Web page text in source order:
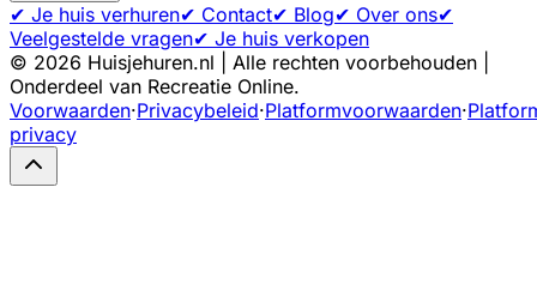
✔ Je huis verhuren✔ Contact✔ Blog✔ Over ons✔
Veelgestelde vragen✔ Je huis verkopen
© 2026 Huisjehuren.nl | Alle rechten voorbehouden |
Onderdeel van Recreatie Online.
Voorwaarden·Privacybeleid·Platformvoorwaarden·
privacy